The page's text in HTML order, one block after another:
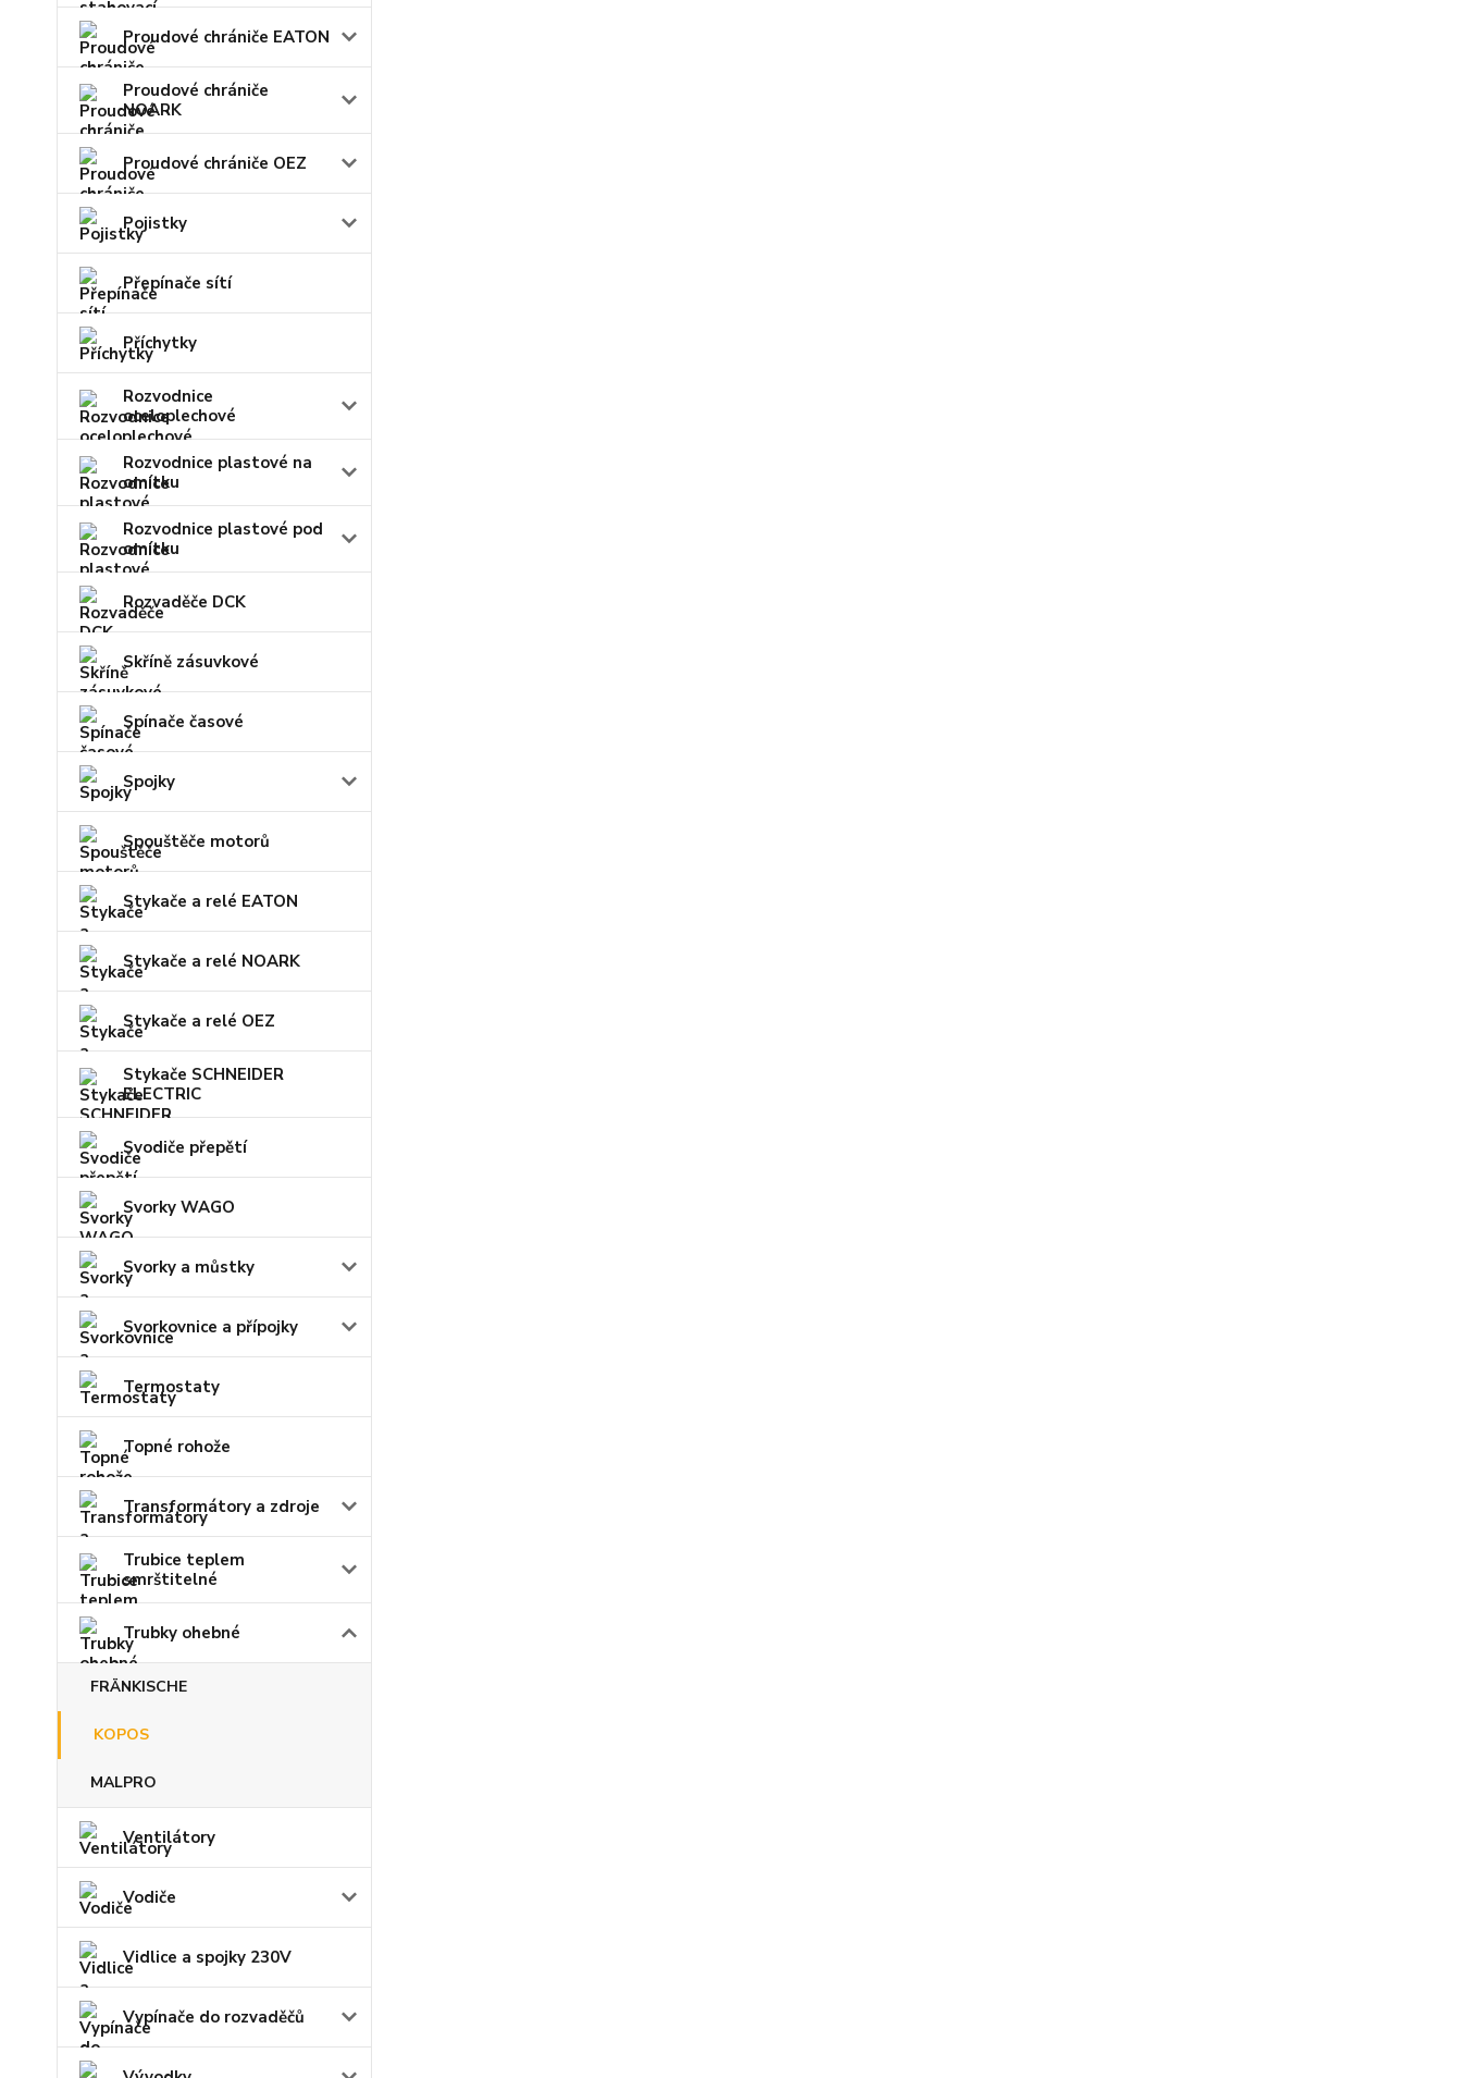
Proudové chrániče EATON
Proudové chrániče
NOARK
Proudové chrániče OEZ
Pojistky
Přepínače sítí
Příchytky
Rozvodnice
oceloplechové
Rozvodnice plastové na
omítku
Rozvodnice plastové pod
omítku
Rozvaděče DCK
Skříně zásuvkové
Spínače časové
Spojky
Spouštěče motorů
Stykače a relé EATON
Stykače a relé NOARK
Stykače a relé OEZ
Stykače SCHNEIDER
ELECTRIC
Svodiče přepětí
Svorky WAGO
Svorky a můstky
Svorkovnice a přípojky
Termostaty
Topné rohože
Transformátory a zdroje
Trubice teplem
smrštitelné
Trubky ohebné
FRÄNKISCHE
KOPOS
MALPRO
Ventilátory
Vodiče
Vidlice a spojky 230V
Vypínače do rozvaděčů